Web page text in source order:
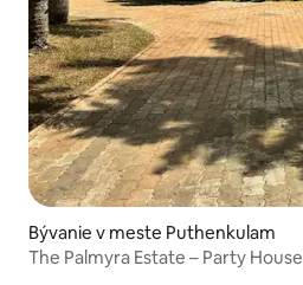
Bývanie v meste Puthenkulam
The Palmyra Estate – Party House